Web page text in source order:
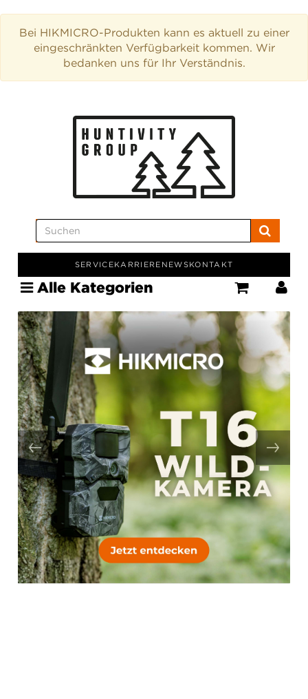
Bei HIKMICRO-Produkten kann es aktuell zu einer
eingeschränkten Verfügbarkeit kommen. Wir
bedanken uns für Ihr Verständnis.
SERVICEKARRIERE NEWSKONTAKT
Alle Kategorien